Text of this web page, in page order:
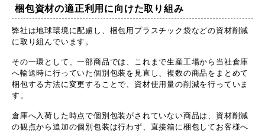
梱包資材の適正利用に向けた取り組み
弊社は地球環境に配慮し、梱包用プラスチック袋などの資材削減
に取り組んでいます。
その一環として、一部商品では、これまで生産工場から当社倉庫
へ輸送時に行っていた個別包装を見直し、複数の商品をまとめて
梱包する方法に変更することで、資材使用量の削減を行っていま
す。
倉庫へ入荷した時点で個別包装がされていない商品は、資材削減
の観点から追加の個別包装は行わず、直接箱に梱包してお客様へ